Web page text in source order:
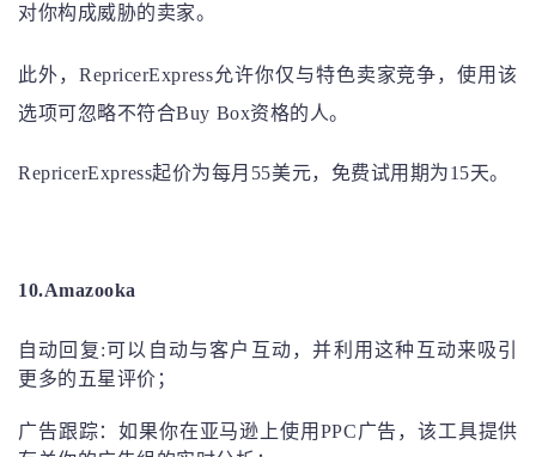
对你构成威胁的卖家。
此外，RepricerExpress允许你仅与特色卖家竞争，使用该
选项可忽略不符合Buy Box资格的人。
RepricerExpress起价为每月55美元，免费试用期为15天。
10.Amazooka
自动回复:可以自动与客户互动，并利用这种互动来吸引
更多的五星评价；
广告跟踪：如果你在亚马逊上使用PPC广告，该工具提供